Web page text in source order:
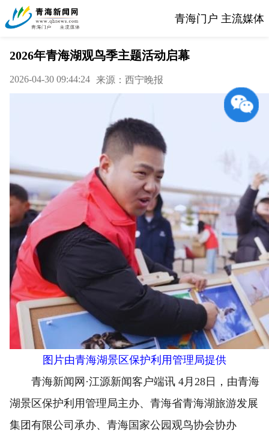
青海门户 主流媒体
2026年青海湖观鸟季主题活动启幕
2026-04-30 09:44:24 来源：西宁晚报
图片由青海湖景区保护利用管理局提供
青海新闻网·江源新闻客户端讯 4月28日，由青海
湖景区保护利用管理局主办、青海省青海湖旅游发展
集团有限公司承办、青海国家公园观鸟协会协办